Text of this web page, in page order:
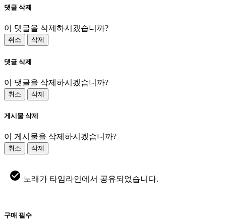
댓글 삭제
이 댓글을 삭제하시겠습니까?
취소 삭제
댓글 삭제
이 댓글을 삭제하시겠습니까?
취소 삭제
게시물 삭제
이 게시물을 삭제하시겠습니까?
취소 삭제
노래가 타임라인에서 공유되었습니다.
구매 필수